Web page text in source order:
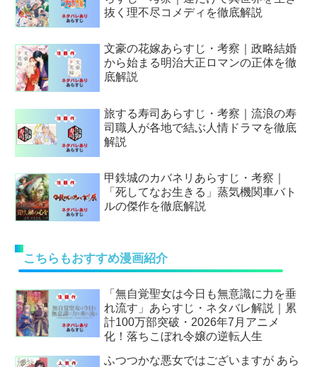
抜く理不尽コメディを徹底解説
文豪の花嫁あらすじ・考察｜政略結婚
から始まる明治大正ロマンの正体を徹
底解説
旅する寿司あらすじ・考察｜流浪の寿
司職人が各地で結ぶ人情ドラマを徹底
解説
甲鉄城のカバネリあらすじ・考察｜
「死してなお生きる」蒸気機関車バト
ルの傑作を徹底解説
こちらもおすすめ漫画紹介
「無自覚聖女は今日も無意識に力を垂
れ流す」あらすじ・ネタバレ解説｜累
計100万部突破・2026年7月アニメ
化！落ちこぼれ令嬢の逆転人生
ふつつかな悪女ではございますが あら